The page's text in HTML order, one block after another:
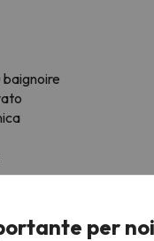
baignoire
per noi